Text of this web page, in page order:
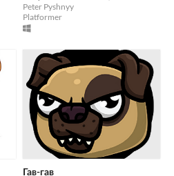
Peter Pyshnyy
Platformer
Гав-гав